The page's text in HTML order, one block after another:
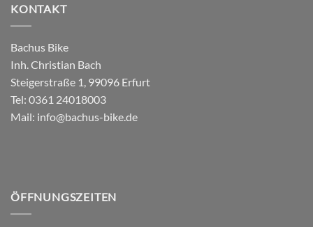
KONTAKT
Bachus Bike
Inh. Christian Bach
Steigerstraße 1, 99096 Erfurt
Tel: 0361 24018003
Mail: info@bachus-bike.de
ÖFFNUNGSZEITEN